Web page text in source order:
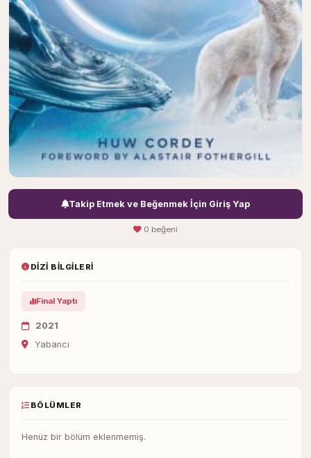
Takip Etmek ve Beğenmek İçin Giriş Yap
0 beğeni
DIZI BILGILERI
Final Yaptı
2021
Yabancı
BÖLÜMLER
Henüz bir bölüm eklenmemiş.